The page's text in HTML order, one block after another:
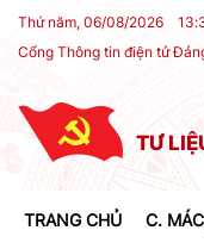
Thứ năm, 06/08/2026 13:
Cổng Thông tin điện tử
TƯ
TRANG CHỦ C.